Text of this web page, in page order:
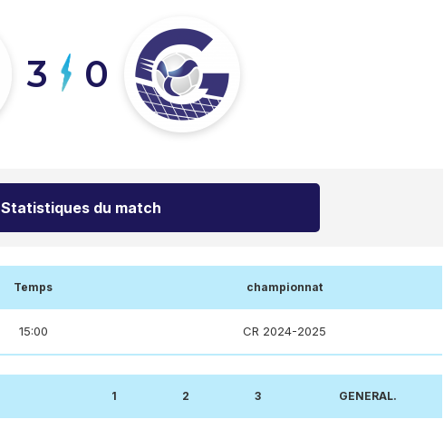
3 0
Statistiques du match
Temps championnat
15:00 CR 2024-2025
1 2 3 GENERAL.